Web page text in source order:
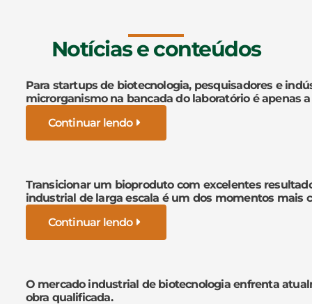
Notícias e conteúdos
Para startups de biotecnologia, pesquisadores e
microrganismo na bancada do laboratório é apenas
Continuar lendo
Transicionar um bioproduto com excelentes
industrial de larga escala é um dos momentos mais
Continuar lendo
O mercado industrial de biotecnologia enfrenta
obra qualificada.